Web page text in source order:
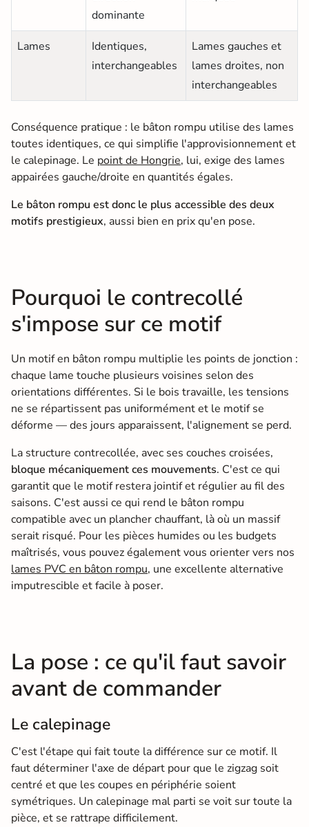
dominante
Lames
Identiques,
interchangeables
Lames gauches et
lames droites, non
interchangeables
Conséquence pratique : le bâton rompu utilise des lames
toutes identiques, ce qui simplifie l'approvisionnement et
le calepinage. Le point de Hongrie, lui, exige des lames
appairées gauche/droite en quantités égales.
Le bâton rompu est donc le plus accessible des deux
motifs prestigieux, aussi bien en prix qu'en pose.
Pourquoi le contrecollé
s'impose sur ce motif
Un motif en bâton rompu multiplie les points de jonction :
chaque lame touche plusieurs voisines selon des
orientations différentes. Si le bois travaille, les tensions
ne se répartissent pas uniformément et le motif se
déforme — des jours apparaissent, l'alignement se perd.
La structure contrecollée, avec ses couches croisées,
bloque mécaniquement ces mouvements. C'est ce qui
garantit que le motif restera jointif et régulier au fil des
saisons. C'est aussi ce qui rend le bâton rompu
compatible avec un plancher chauffant, là où un massif
serait risqué. Pour les pièces humides ou les budgets
maîtrisés, vous pouvez également vous orienter vers nos
lames PVC en bâton rompu, une excellente alternative
imputrescible et facile à poser.
La pose : ce qu'il faut savoir
avant de commander
Le calepinage
C'est l'étape qui fait toute la différence sur ce motif. Il
faut déterminer l'axe de départ pour que le zigzag soit
centré et que les coupes en périphérie soient
symétriques. Un calepinage mal parti se voit sur toute la
pièce, et se rattrape difficilement.